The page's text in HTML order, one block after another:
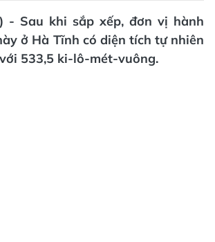
- Sau khi sắp xếp, đơn vị hành
ở Hà Tĩnh có diện tích tự nhiên
533,5 ki-lô-mét-vuông.